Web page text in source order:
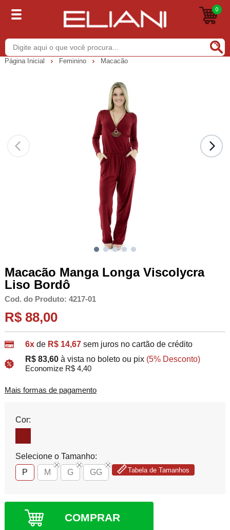
0
Página Inicial Feminino Macacão
Macacão Manga Longa Viscolycra
Liso Bordô
Cod. do Produto: 4217-01
R$ 88,00
6xde R$ 14,67 sem juros no cartão de crédito
R$ 83,60 à vista no boleto ou pix (5% Desconto)
Economize R$ 4,40
Mais formas de pagamento
Cor:
Selecione o Tamanho:
P
M G GG Tabela de Tamanhos
COMPRAR